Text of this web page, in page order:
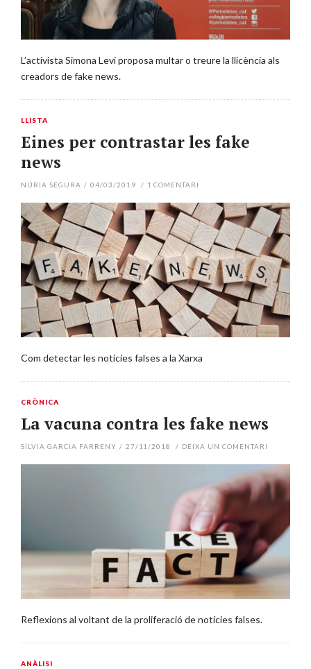
L’activista Simona Levi proposa multar o treure la llicència als
creadors de fake news.
LLISTA
Eines per contrastar les fake
news
NÚRIA SEGURA / 04/03/2019 / 1 COMENTARI
Com detectar les notícies falses a la Xarxa
CRÒNICA
La vacuna contra les fake news
SÍLVIA GARCIA FARRENY / 27/11/2018 / DEIXA UN COMENTARI
Reflexions al voltant de la proliferació de notícies falses.
ANÀLISI